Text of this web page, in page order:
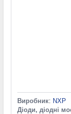
Виробник: NXP
Діоди, діодні